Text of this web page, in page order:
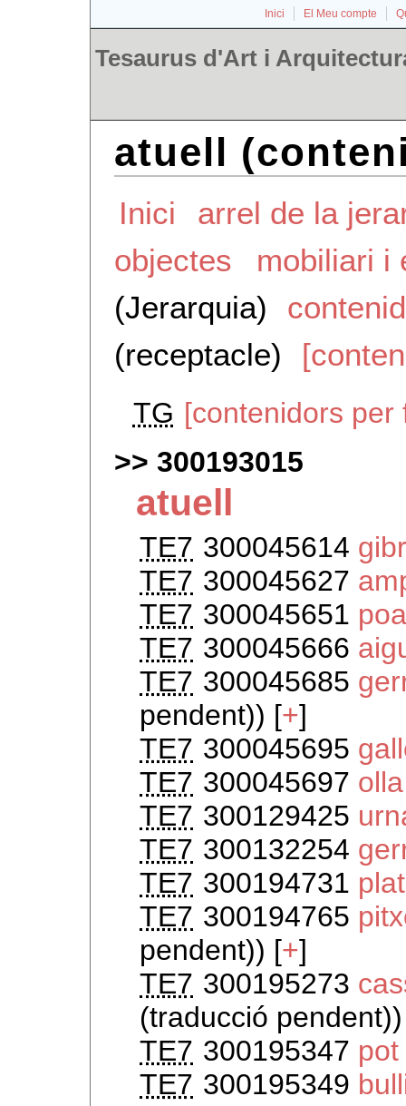
Inici El Meu compte
Tesaurus d'Art i
atuell
Inici
arrel de la
objectes
mobiliari i
(Jerarquia)
(receptacle)
TG [contenidors per
300193015
atuell
TE7 300045614
TE7 300045627
TE7 300045651
TE7 300045666
TE7 300045685
pendent)) [+]
TE7 300045695
TE7 300045697
TE7 300129425
TE7 300132254
TE7 300194731
TE7 300194765
pendent)) [+]
TE7 300195273
(traducció pendent))
TE7 300195347 pot
TE7 300195349